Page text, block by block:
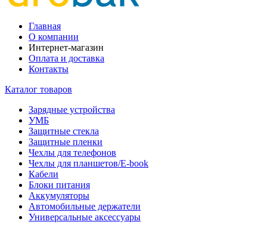
Главная
О компании
Интернет-магазин
Оплата и доставка
Контакты
Каталог товаров
Зарядные устройства
УМБ
Защитные стекла
Защитные пленки
Чехлы для телефонов
Чехлы для планшетов/E-book
Кабели
Блоки питания
Аккумуляторы
Автомобильные держатели
Универсальные аксессуары